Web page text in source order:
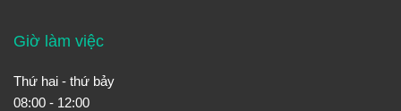
Giờ làm việc
Thứ hai - thứ bảy
08:00 - 12:00